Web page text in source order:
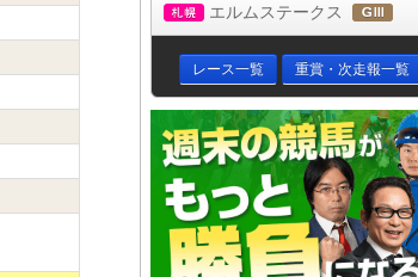
札幌
エルムステークス
レース一覧 重賞・次走報一覧